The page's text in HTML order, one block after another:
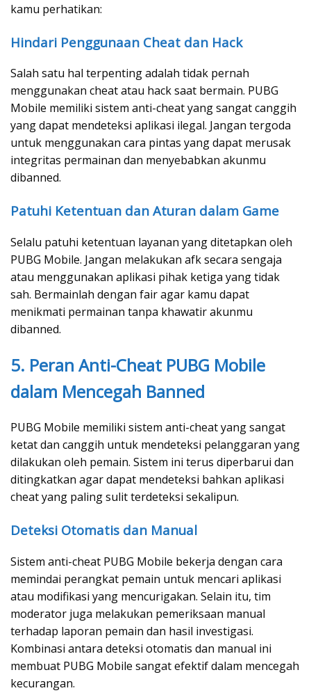
kamu perhatikan:
Hindari Penggunaan Cheat dan Hack
Salah satu hal terpenting adalah tidak pernah
menggunakan cheat atau hack saat bermain. PUBG
Mobile memiliki sistem anti-cheat yang sangat canggih
yang dapat mendeteksi aplikasi ilegal. Jangan tergoda
untuk menggunakan cara pintas yang dapat merusak
integritas permainan dan menyebabkan akunmu
dibanned.
Patuhi Ketentuan dan Aturan dalam Game
Selalu patuhi ketentuan layanan yang ditetapkan oleh
PUBG Mobile. Jangan melakukan afk secara sengaja
atau menggunakan aplikasi pihak ketiga yang tidak
sah. Bermainlah dengan fair agar kamu dapat
menikmati permainan tanpa khawatir akunmu
dibanned.
5. Peran Anti-Cheat PUBG Mobile
dalam Mencegah Banned
PUBG Mobile memiliki sistem anti-cheat yang sangat
ketat dan canggih untuk mendeteksi pelanggaran yang
dilakukan oleh pemain. Sistem ini terus diperbarui dan
ditingkatkan agar dapat mendeteksi bahkan aplikasi
cheat yang paling sulit terdeteksi sekalipun.
Deteksi Otomatis dan Manual
Sistem anti-cheat PUBG Mobile bekerja dengan cara
memindai perangkat pemain untuk mencari aplikasi
atau modifikasi yang mencurigakan. Selain itu, tim
moderator juga melakukan pemeriksaan manual
terhadap laporan pemain dan hasil investigasi.
Kombinasi antara deteksi otomatis dan manual ini
membuat PUBG Mobile sangat efektif dalam mencegah
kecurangan.